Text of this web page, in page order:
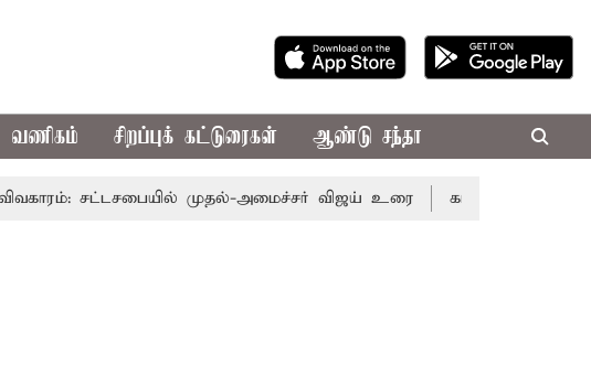
வணிகம் சிறப்புக் கட்டுரைகள் ஆண்டு சந்தா
சட்டசபையில் முதல்-அமைச்சர் விஜய் உரை காவிரி விவகாரம்: